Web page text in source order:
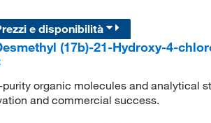
e disponibilità
(17b)-21-Hydroxy-4-
organic molecules and analytical
and commercial success.